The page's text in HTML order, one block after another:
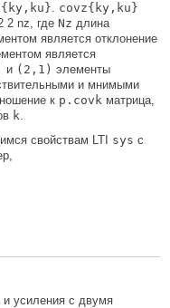
. covz{ky,ku}
2 nz, где Nz длина
является отклонение
является
и (2,1) элементы
и мнимыми
к p.covk матрица,
k.
свойствам LTI sys с
усиления с двумя